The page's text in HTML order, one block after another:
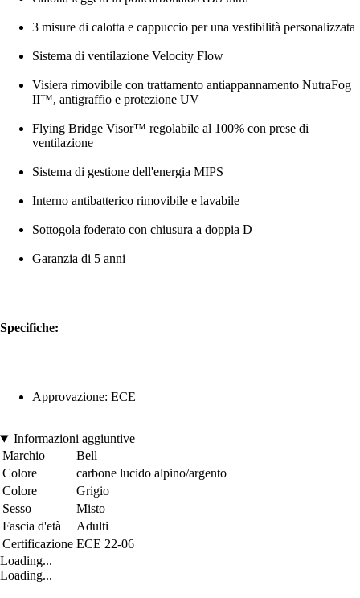
3 misure di calotta e cappuccio per una vestibilità personalizzata
Sistema di ventilazione Velocity Flow
Visiera rimovibile con trattamento antiappannamento NutraFog
II™, antigraffio e protezione UV
Flying Bridge Visor™ regolabile al 100% con prese di
ventilazione
Sistema di gestione dell'energia MIPS
Interno antibatterico rimovibile e lavabile
Sottogola foderato con chiusura a doppia D
Garanzia di 5 anni
Specifiche:
Approvazione: ECE
Informazioni aggiuntive
Marchio
Bell
Colore
carbone lucido alpino/argento
Colore
Grigio
Sesso
Misto
Fascia d'età
Adulti
Certificazione ECE 22-06
Loading...
Loading...